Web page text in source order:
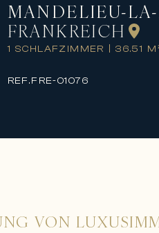
MANDELIEU-
FRANKREICH
1 SCHLAFZIMMER 36.51
REF.FRE-01076
VON